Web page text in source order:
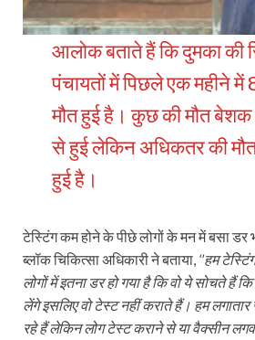
आलोक बताते हैं कि दुमका की
पंचायतों में पिछले एक महीने में
मौत हुई है। कुछ की मौत बेशक
से हुई लेकिन अधिकतर की
हुई है।
टेस्टिंग कम होने के पीछे लोगों के मन में बसा
ब्लॉक चिकित्सा अधिकारी ने बताया, ‘’हम
लोगों में इतना डर हो गया है कि वो ये सोचते हैं
लेंगे इसलिए वो टेस्ट नहीं कराते हैं। हम
रहे हैं लेकिन लोग टेस्ट कराने से या वैक्सीन